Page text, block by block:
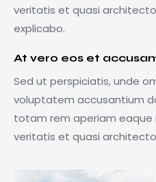
veritatis et quasi
explicabo.
At vero eos et
Sed ut perspiciatis, unde
voluptatem accusantium
totam rem aperiam eaque
veritatis et quasi